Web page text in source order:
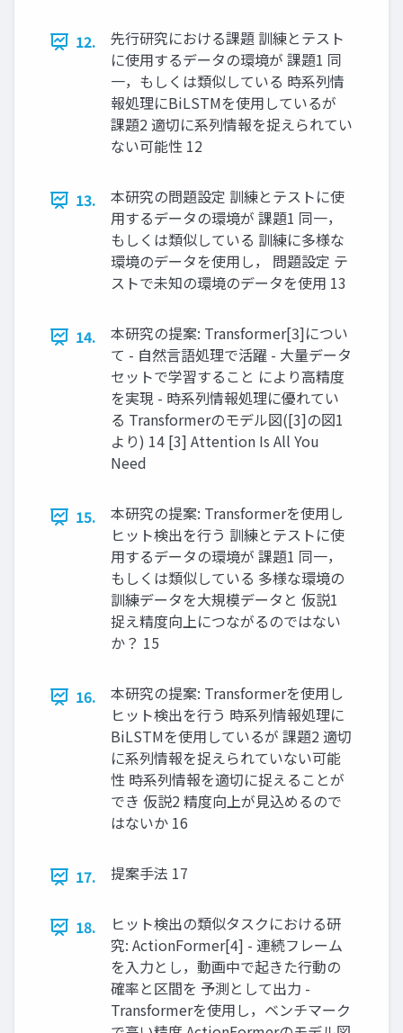
12.
先行研究における課題 訓練とテスト
に使用するデータの環境が 課題1 同
一，もしくは類似している 時系列情
報処理にBiLSTMを使用しているが
課題2 適切に系列情報を捉えられてい
ない可能性 12
13.
本研究の問題設定 訓練とテストに使
用するデータの環境が 課題1 同一，
もしくは類似している 訓練に多様な
環境のデータを使用し， 問題設定 テ
ストで未知の環境のデータを使用 13
14.
本研究の提案: Transformer[3]につい
て - 自然言語処理で活躍 - 大量データ
セットで学習すること により高精度
を実現 - 時系列情報処理に優れてい
る Transformerのモデル図([3]の図1
より) 14 [3] Attention Is All You
Need
15.
本研究の提案: Transformerを使用し
ヒット検出を行う 訓練とテストに使
用するデータの環境が 課題1 同一，
もしくは類似している 多様な環境の
訓練データを大規模データと 仮説1
捉え精度向上につながるのではない
か？ 15
16.
本研究の提案: Transformerを使用し
ヒット検出を行う 時系列情報処理に
BiLSTMを使用しているが 課題2 適切
に系列情報を捉えられていない可能
性 時系列情報を適切に捉えることが
でき 仮説2 精度向上が見込めるので
はないか 16
17. 提案手法 17
18.
ヒット検出の類似タスクにおける研
究: ActionFormer[4] - 連続フレーム
を入力とし，動画中で起きた行動の
確率と区間を 予測として出力 -
Transformerを使用し，ベンチマーク